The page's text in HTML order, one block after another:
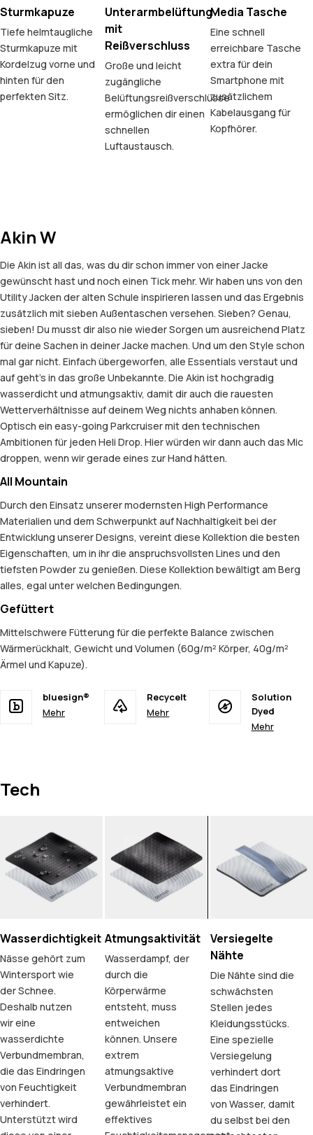
Sturmkapuze
Tiefe helmtaugliche
Sturmkapuze mit
Kordelzug vorne und
hinten für den
perfekten Sitz.
Unterarmbelüftung
mit
Reißverschluss
Große und leicht
zugängliche
Belüftungsreißverschlüsse
ermöglichen dir einen
schnellen
Luftaustausch.
Media Tasche
Eine schnell
erreichbare Tasche
extra für dein
Smartphone mit
zusätzlichem
Kabelausgang für
Kopfhörer.
Akin W
Die Akin ist all das, was du dir schon immer von einer Jacke
gewünscht hast und noch einen Tick mehr. Wir haben uns von den
Utility Jacken der alten Schule inspirieren lassen und das Ergebnis
zusätzlich mit sieben Außentaschen versehen. Sieben? Genau,
sieben! Du musst dir also nie wieder Sorgen um ausreichend Platz
für deine Sachen in deiner Jacke machen. Und um den Style schon
mal gar nicht. Einfach übergeworfen, alle Essentials verstaut und
auf geht’s in das große Unbekannte. Die Akin ist hochgradig
wasserdicht und atmungsaktiv, damit dir auch die rauesten
Wetterverhältnisse auf deinem Weg nichts anhaben können.
Optisch ein easy-going Parkcruiser mit den technischen
Ambitionen für jeden Heli Drop. Hier würden wir dann auch das Mic
droppen, wenn wir gerade eines zur Hand hätten.
All Mountain
Durch den Einsatz unserer modernsten High Performance
Materialien und dem Schwerpunkt auf Nachhaltigkeit bei der
Entwicklung unserer Designs, vereint diese Kollektion die besten
Eigenschaften, um in ihr die anspruchsvollsten Lines und den
tiefsten Powder zu genießen. Diese Kollektion bewältigt am Berg
alles, egal unter welchen Bedingungen.
Gefüttert
Mittelschwere Fütterung für die perfekte Balance zwischen
Wärmerückhalt, Gewicht und Volumen (60g/m² Körper, 40g/m²
Ärmel und Kapuze).
bluesign®
Mehr
Recycelt
Mehr
Solution
Dyed
Mehr
Tech
Wasserdichtigkeit
Nässe gehört zum
Wintersport wie
der Schnee.
Deshalb nutzen
wir eine
wasserdichte
Verbundmembran,
die das Eindringen
von Feuchtigkeit
verhindert.
Unterstützt wird
Atmungsaktivität
Wasserdampf, der
durch die
Körperwärme
entsteht, muss
entweichen
können. Unsere
extrem
atmungsaktive
Verbundmembran
gewährleistet ein
effektives
Versiegelte
Nähte
Die Nähte sind die
schwächsten
Stellen jedes
Kleidungsstücks.
Eine spezielle
Versiegelung
verhindert dort
das Eindringen
von Wasser, damit
du selbst bei den